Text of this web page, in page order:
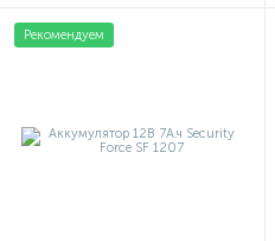
Рекомендуем